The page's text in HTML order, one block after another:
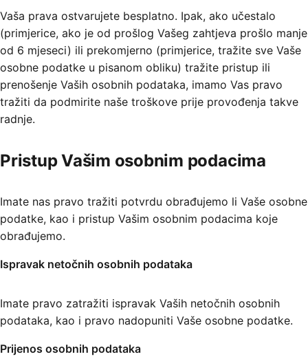
Vaša prava ostvarujete besplatno. Ipak, ako učestalo
(primjerice, ako je od prošlog Vašeg zahtjeva prošlo manje
od 6 mjeseci) ili prekomjerno (primjerice, tražite sve Vaše
osobne podatke u pisanom obliku) tražite pristup ili
prenošenje Vaših osobnih podataka, imamo Vas pravo
tražiti da podmirite naše troškove prije provođenja takve
radnje.
Pristup Vašim osobnim podacima
Imate nas pravo tražiti potvrdu obrađujemo li Vaše osobne
podatke, kao i pristup Vašim osobnim podacima koje
obrađujemo.
Ispravak netočnih osobnih podataka
Imate pravo zatražiti ispravak Vaših netočnih osobnih
podataka, kao i pravo nadopuniti Vaše osobne podatke.
Prijenos osobnih podataka